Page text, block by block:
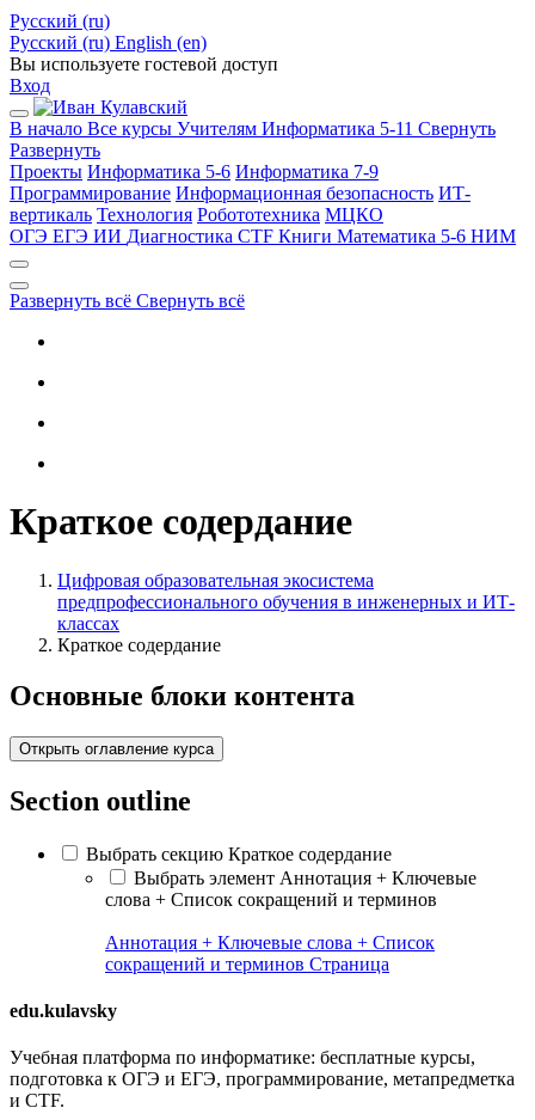
Русский ‎(ru)‎
Русский ‎(ru)‎ English ‎(en)‎
Вы используете гостевой доступ
Вход
В начало Все курсы Учителям Информатика 5-11 Свернуть
Развернуть
Проекты Информатика 5-6 Информатика 7-9
Программирование Информационная безопасность ИТ-
вертикаль Технология Робототехника МЦКО
ОГЭ ЕГЭ ИИ Диагностика CTF Книги Математика 5-6 НИМ
Развернуть всё Свернуть всё
Краткое содердание
Цифровая образовательная экосистема
предпрофессионального обучения в инженерных и ИТ-
классах
Краткое содердание
Основные блоки контента
Открыть оглавление курса
Section outline
Выбрать секцию Краткое содердание
Выбрать элемент Аннотация + Ключевые
слова + Список сокращений и терминов
Аннотация + Ключевые слова + Список
сокращений и терминов Страница
edu.kulavsky
Учебная платформа по информатике: бесплатные курсы,
подготовка к ОГЭ и ЕГЭ, программирование, метапредметка
и CTF.